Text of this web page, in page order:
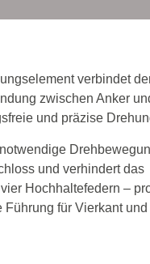
verbindet
zwischen Anker
und präzise
und verhindert das
Hochhaltefedern –
für Vierkant und